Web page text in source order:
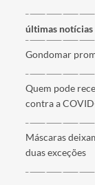
últimas notícias
Gondomar
Quem pode
contra a
Máscaras
duas exceções